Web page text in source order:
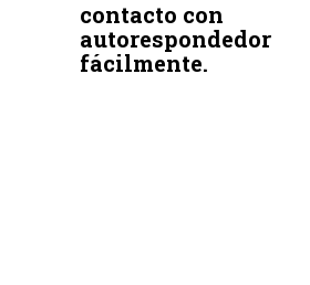
contacto con
autorespondedor
fácilmente.